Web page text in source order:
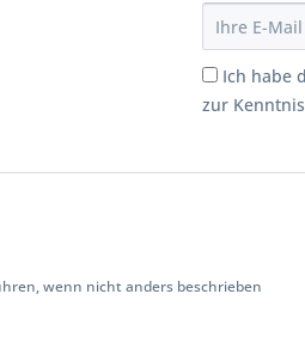
Ich habe
zur
wenn nicht anders beschrieben